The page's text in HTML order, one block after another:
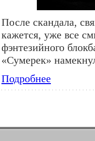
После скандала,
кажется, уже все
фэнтезийного
«Сумерек»
Подробнее